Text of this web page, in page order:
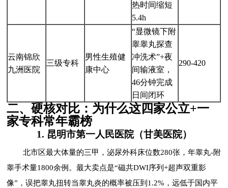
热时间缩短
5.4h
云南锦欣
九洲医院
三级专科
男性生殖健
康中心
“显微镜下附
睾睾丸探查
冲洗术”+夜
间输液室，
46分钟完成
日间闭环
290-420
二、硬核对比：为什么这四家公立+一
家专科常年霸榜
1. 昆明市第一人民医院（甘美医院）
北市区最大体量的三甲，泌尿外科床位数280张，年睾丸-附
睾手术量1800余例。最大卖点是“磁共DWI序列+超声双重影
像”，误把睾丸扭转当睾丸炎的概率被压到1.2%，远低于国内平